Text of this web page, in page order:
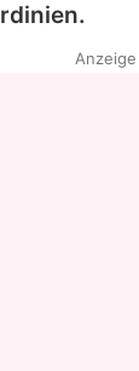
Anzeige